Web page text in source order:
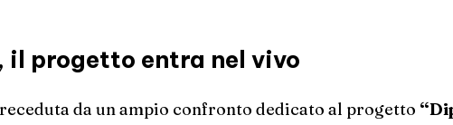
il progetto entra nel vivo
da un ampio confronto dedicato al progetto